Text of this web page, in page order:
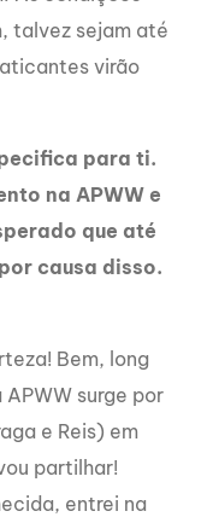
talvez sejam até
virão
para ti.
na APWW e
que até
causa disso.
Bem, long
surge por
e Reis) em
partilhar!
entrei na